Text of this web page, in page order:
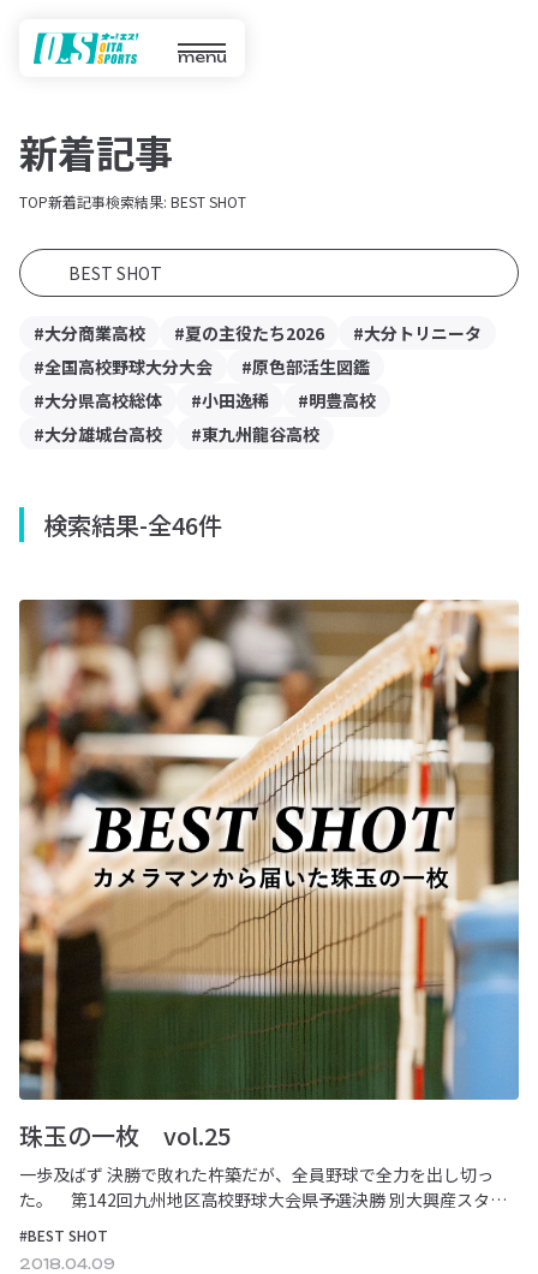
menu
新着記事
TOP新着記事検索結果: BEST SHOT
#大分商業高校 #夏の主役たち2026
#大分トリニータ
#全国高校野球大分大会
#原色部活生図鑑
#大分県高校総体
#小田逸稀
#明豊高校
#大分雄城台高校
#東九州龍谷高校
検索結果-全46件
珠玉の一枚 vol.25
一歩及ばず 決勝で敗れた杵築だが、全員野球で全力を出し切っ
た。 第142回九州地区高校野球大会県予選決勝 別大興産スタジ
アム／201…
#BEST SHOT
2018.04.09